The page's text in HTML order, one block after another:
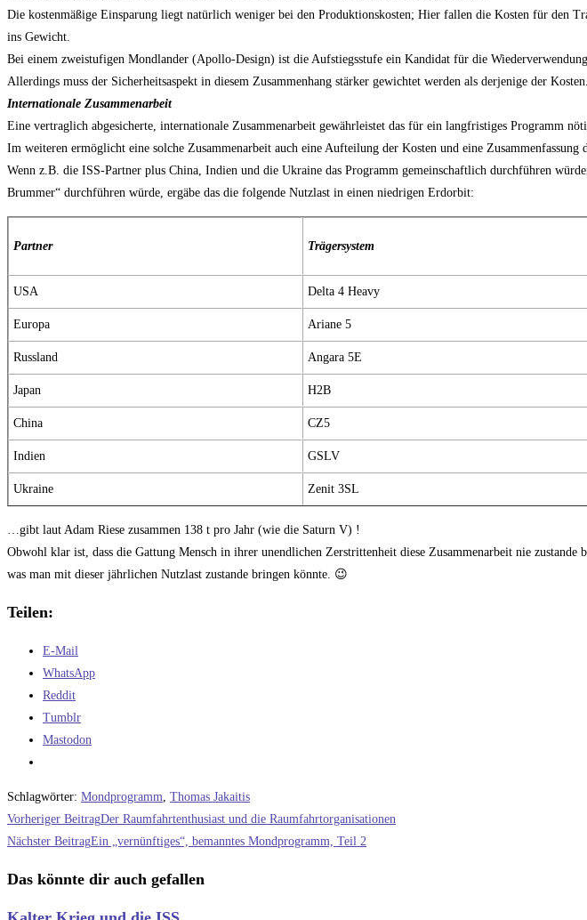
Die kostenmäßige Einsparung liegt natürlich weniger bei den Produktionskosten; Hier fallen die Kosten für den
ins Gewicht.
Bei einem zweistufigen Mondlander (Apollo-Design) ist die Aufstiegsstufe ein Kandidat für die
Allerdings muss der Sicherheitsaspekt in diesem Zusammenhang stärker gewichtet werden als derjenige der Kosten.
Internationale Zusammenarbeit
Eine vertraglich abgesicherte, internationale Zusammenarbeit gewährleistet das für ein langfristiges Programm
Im weiteren ermöglicht eine solche Zusammenarbeit auch eine Aufteilung der Kosten und eine Zusammenfassung
Wenn z.B. die ISS-Partner plus China, Indien und die Ukraine das Programm gemeinschaftlich durchführen
Brummer“ durchführen würde, ergäbe das die folgende Nutzlast in einen niedrigen Erdorbit:
Partner Trägersystem
USA Delta 4 Heavy
Europa Ariane 5
Russland Angara 5E
Japan H2B
China CZ5
Indien GSLV
Ukraine Zenit 3SL
…gibt laut Adam Riese zusammen 138 t pro Jahr (wie die Saturn V) !
Obwohl klar ist, dass die Gattung Mensch in ihrer unendlichen Zerstrittenheit diese Zusammenarbeit nie
was man mit dieser jährlichen Nutzlast zustande bringen könnte. 😉
Teilen:
E-Mail
WhatsApp
Reddit
Tumblr
Mastodon
Schlagwörter: Mondprogramm Thomas Jakaitis
Weitere
Artikel
ansehen
Vorheriger BeitragDer Raumfahrtenthusiast und die Raumfahrtorganisationen
Nächster BeitragEin „vernünftiges“, bemanntes Mondprogramm, Teil 2
Das könnte dir auch gefallen